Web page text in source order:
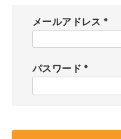
メールアドレス
パスワード
)